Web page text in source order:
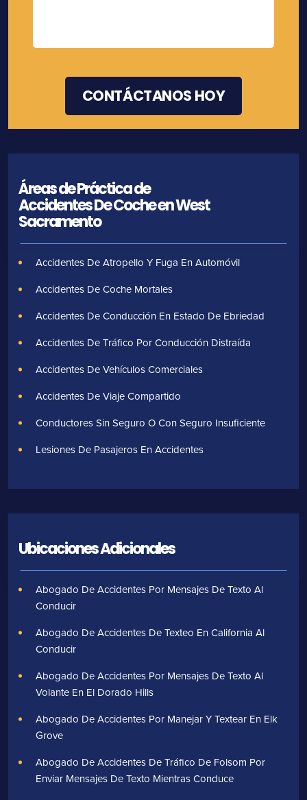
Áreas de Práctica de
Accidentes De Coche en West
Sacramento
Accidentes De Atropello Y Fuga En Automóvil
Accidentes De Coche Mortales
Accidentes De Conducción En Estado De Ebriedad
Accidentes De Tráfico Por Conducción Distraída
Accidentes De Vehículos Comerciales
Accidentes De Viaje Compartido
Conductores Sin Seguro O Con Seguro Insuficiente
Lesiones De Pasajeros En Accidentes
Ubicaciones Adicionales
Abogado De Accidentes Por Mensajes De Texto Al
Conducir
Abogado De Accidentes De Texteo En California Al
Conducir
Abogado De Accidentes Por Mensajes De Texto Al
Volante En El Dorado Hills
Abogado De Accidentes Por Manejar Y Textear En Elk
Grove
Abogado De Accidentes De Tráfico De Folsom Por
Enviar Mensajes De Texto Mientras Conduce